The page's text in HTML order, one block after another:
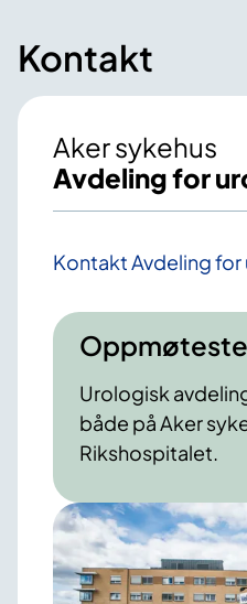
Kontakt
Aker sykehus
Avdeling for
Kontakt Avdeling for
Urologisk
både på Aker
Rikshospitalet.